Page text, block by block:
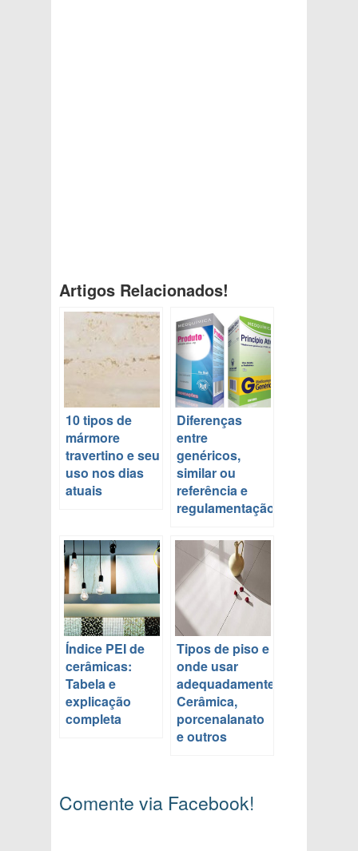
Artigos Relacionados!
10 tipos de
mármore
travertino e seu
uso nos dias
atuais
Diferenças
entre
genéricos,
similar ou
referência e
regulamentação
Índice PEI de
cerâmicas:
Tabela e
explicação
completa
Tipos de piso e
onde usar
adequadamente:
Cerâmica,
porcenalanato
e outros
Comente via Facebook!